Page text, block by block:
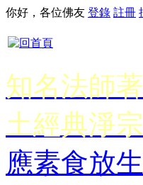
你好，各位佛友 登錄 註冊
知名法師
土經典淨
應素食放生